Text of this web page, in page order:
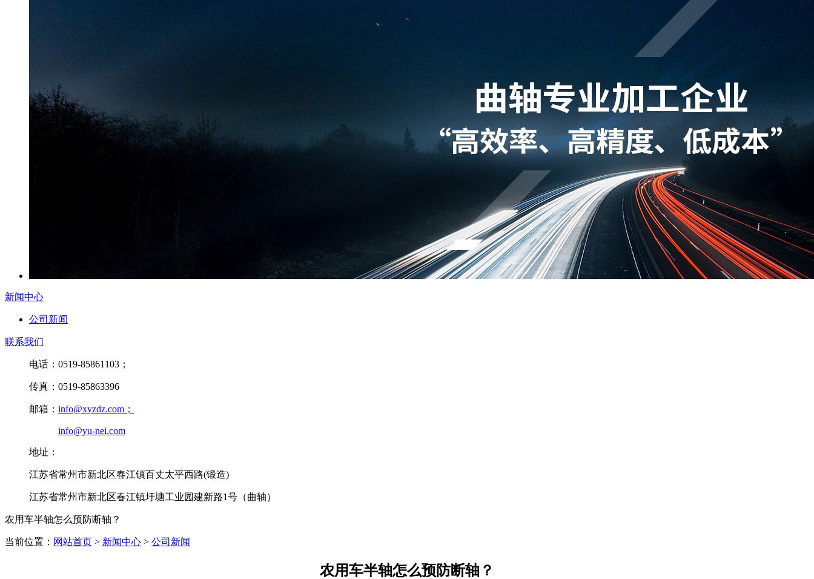
新闻中心
公司新闻
联系我们
电话：0519-85861103；
传真：0519-85863396
邮箱： info@xyzdz.com；
info@yu-nei.com
地址：
江苏省常州市新北区春江镇百丈太平西路(锻造)
江苏省常州市新北区春江镇圩塘工业园建新路1号（曲轴）
农用车半轴怎么预防断轴？
当前位置： 网站首页 > 新闻中心 > 公司新闻
农用车半轴怎么预防断轴？